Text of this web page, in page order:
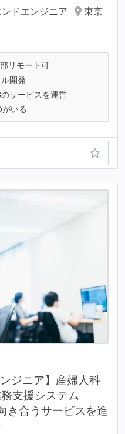
ドエンジニア
東京
リモート可
開発
サービスを運営
がいる
ジニア】産婦人科
支援システム
き合うサービスを進